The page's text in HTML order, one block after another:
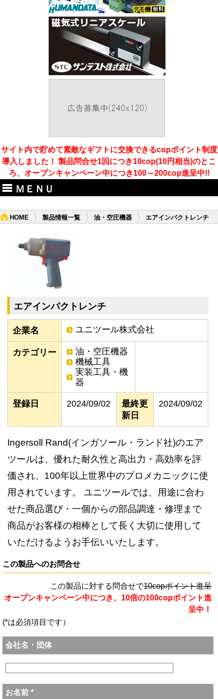
サイト内で貯めて素敵なギフトに交換できるcopポイント制度
導入しました！ 製品問合せ1回につき10cop(10円相当)のとこ
ろ、オープンキャンペーン中につき100～200cop進呈中!!
ＭＥＮＵ
HOME 製品情報一覧 油・空圧機器 エアインパクトレンチ
エアインパクトレンチ
企業名 ユニツール株式会社
カテゴリー
油・空圧機器
機械工具
実装工具・機
器
登録日 2024/09/02
最終更
新日
2024/09/02
Ingersoll Rand(インガソール・ランド社)のエア
ツールは、優れた耐久性と高出力・高効率を評
価され、100年以上世界中のプロメカニックに使
用されています。 ユニツールでは、用途に合わ
せた商品選び・一個からの部品調達・修理まで
商品がお客様の相棒として長く大切に使用して
いただけるようお手伝いいたします。
この製品へのお問合せ
この製品に対する問合せで10copポイント進呈
オープンキャンペーン中につき、10倍の100copポイント進
呈中！
(*は必須項目です）
会社名・団体
お名前 *